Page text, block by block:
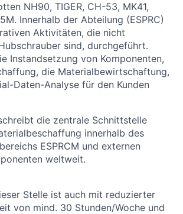
NH90, TIGER, CH-53, MK41,
Innerhalb der Abteilung (ESPRC)
Aktivitäten, die nicht
sind, durchgeführt.
Instandsetzung von Komponenten,
die Materialbewirtschaftung,
Daten-Analyse für den Kunden
die zentrale Schnittstelle
innerhalb des
ESPRCM und externen
weltweit.
Stelle ist auch mit reduzierter
von mind. 30 Stunden/Woche und